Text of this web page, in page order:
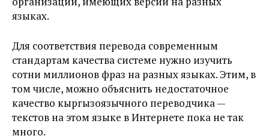
языках.
Для соответствия перевода современным
стандартам качества системе нужно изучить
сотни миллионов фраз на разных языках. Этим, в
том числе, можно объяснить недостаточное
качество кыргызоязычного переводчика —
текстов на этом языке в Интернете пока не так
много.